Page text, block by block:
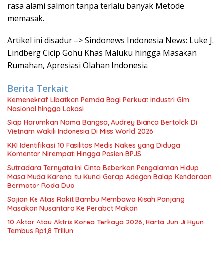
rasa alami salmon tanpa terlalu banyak Metode
memasak.
Artikel ini disadur –> Sindonews Indonesia News: Luke J.
Lindberg Cicip Gohu Khas Maluku hingga Masakan
Rumahan, Apresiasi Olahan Indonesia
Berita Terkait
Kemenekraf Libatkan Pemda Bagi Perkuat Industri Gim
Nasional hingga Lokasi
Siap Harumkan Nama Bangsa, Audrey Bianca Bertolak Di
Vietnam Wakili Indonesia Di Miss World 2026
KKI Identifikasi 10 Fasilitas Medis Nakes yang Diduga
Komentar Nirempati Hingga Pasien BPJS
Sutradara Ternyata Ini Cinta Beberkan Pengalaman Hidup
Masa Muda Karena Itu Kunci Garap Adegan Balap Kendaraan
Bermotor Roda Dua
Sajian Ke Atas Rakit Bambu Membawa Kisah Panjang
Masakan Nusantara Ke Perabot Makan
10 Aktor Atau Aktris Korea Terkaya 2026, Harta Jun Ji Hyun
Tembus Rp1,8 Triliun